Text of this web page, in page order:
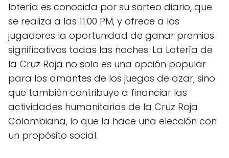
lotería es conocida por su sorteo diario, que
se realiza a las 11:00 PM, y ofrece a los
jugadores la oportunidad de ganar premios
significativos todas las noches. La Lotería de
la Cruz Roja no solo es una opción popular
para los amantes de los juegos de azar, sino
que también contribuye a financiar las
actividades humanitarias de la Cruz Roja
Colombiana, lo que la hace una elección con
un propósito social.